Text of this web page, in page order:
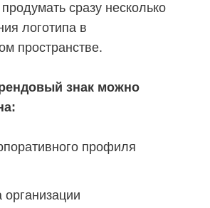
сразу несколько
логотипа в
пространстве.
знак можно
профиля
организации